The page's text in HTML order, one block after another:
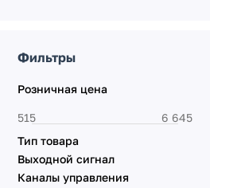
Фильтры
Розничная цена
Тип товара
Выходной сигнал
Каналы управления